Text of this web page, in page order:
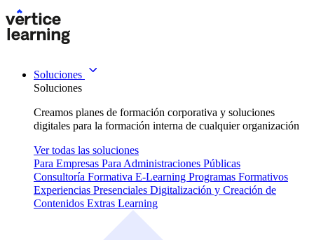
Soluciones
Soluciones
Creamos planes de formación corporativa y soluciones
digitales para la formación interna de cualquier organización
Ver todas las soluciones
Para Empresas Para Administraciones Públicas
Consultoría Formativa E-Learning Programas Formativos
Experiencias Presenciales Digitalización y Creación de
Contenidos Extras Learning